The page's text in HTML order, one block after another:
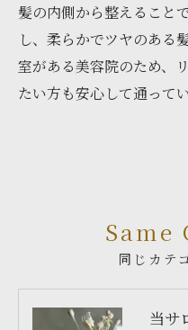
髪の内側から整えること
し、柔らかでツヤのある
室がある美容院のため、
たい方も安心して通って
同じカテ
Same
当サ